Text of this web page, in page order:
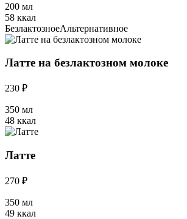
200 мл
58 ккал
БезлактозноеАльтернативное
Латте на безлактозном молоке
230 ₽
350 мл
48 ккал
Латте
270 ₽
350 мл
49 ккал